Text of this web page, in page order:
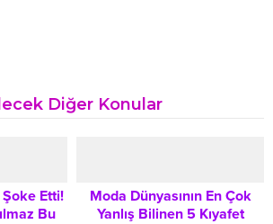
Diğer Konular
Etti!
Bu
Moda Dünyasının En Çok
Yanlış Bilinen 5 Kıyafet